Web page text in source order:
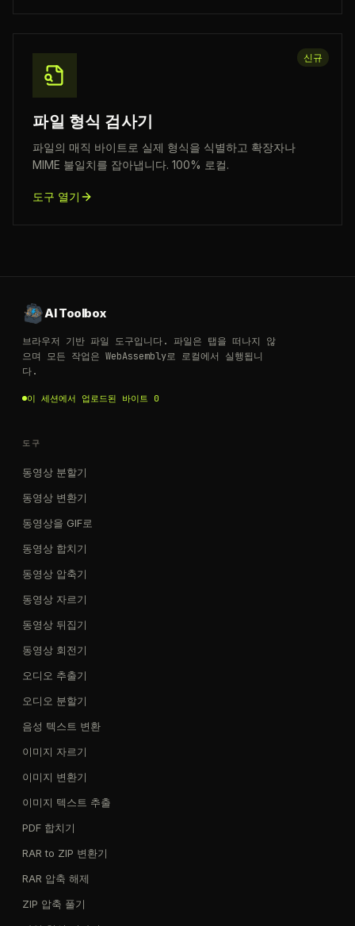
신규
파일 형식 검사기
파일의 매직 바이트로 실제 형식을 식별하고 확장자나
MIME 불일치를 잡아냅니다. 100% 로컬.
도구 열기
AI Toolbox
브라우저 기반 파일 도구입니다. 파일은 탭을 떠나지 않
으며 모든 작업은 WebAssembly로 로컬에서 실행됩니
다.
이 세션에서 업로드된 바이트 0
도구
동영상 분할기
동영상 변환기
동영상을 GIF로
동영상 합치기
동영상 압축기
동영상 자르기
동영상 뒤집기
동영상 회전기
오디오 추출기
오디오 분할기
음성 텍스트 변환
이미지 자르기
이미지 변환기
이미지 텍스트 추출
PDF 합치기
RAR to ZIP 변환기
RAR 압축 해제
ZIP 압축 풀기